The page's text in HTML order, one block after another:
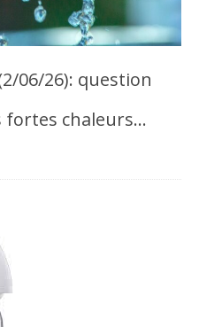
06/26): question
fortes chaleurs…